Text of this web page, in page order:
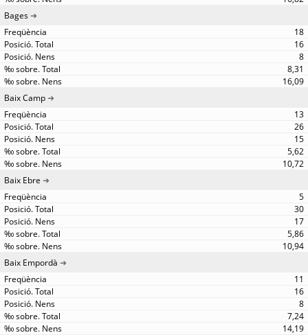
Bages
18
16
8
8,31
16,09
Baix Camp
13
26
15
5,62
10,72
Baix Ebre
5
30
17
5,86
10,94
Baix Empordà
11
16
8
7,24
14,19